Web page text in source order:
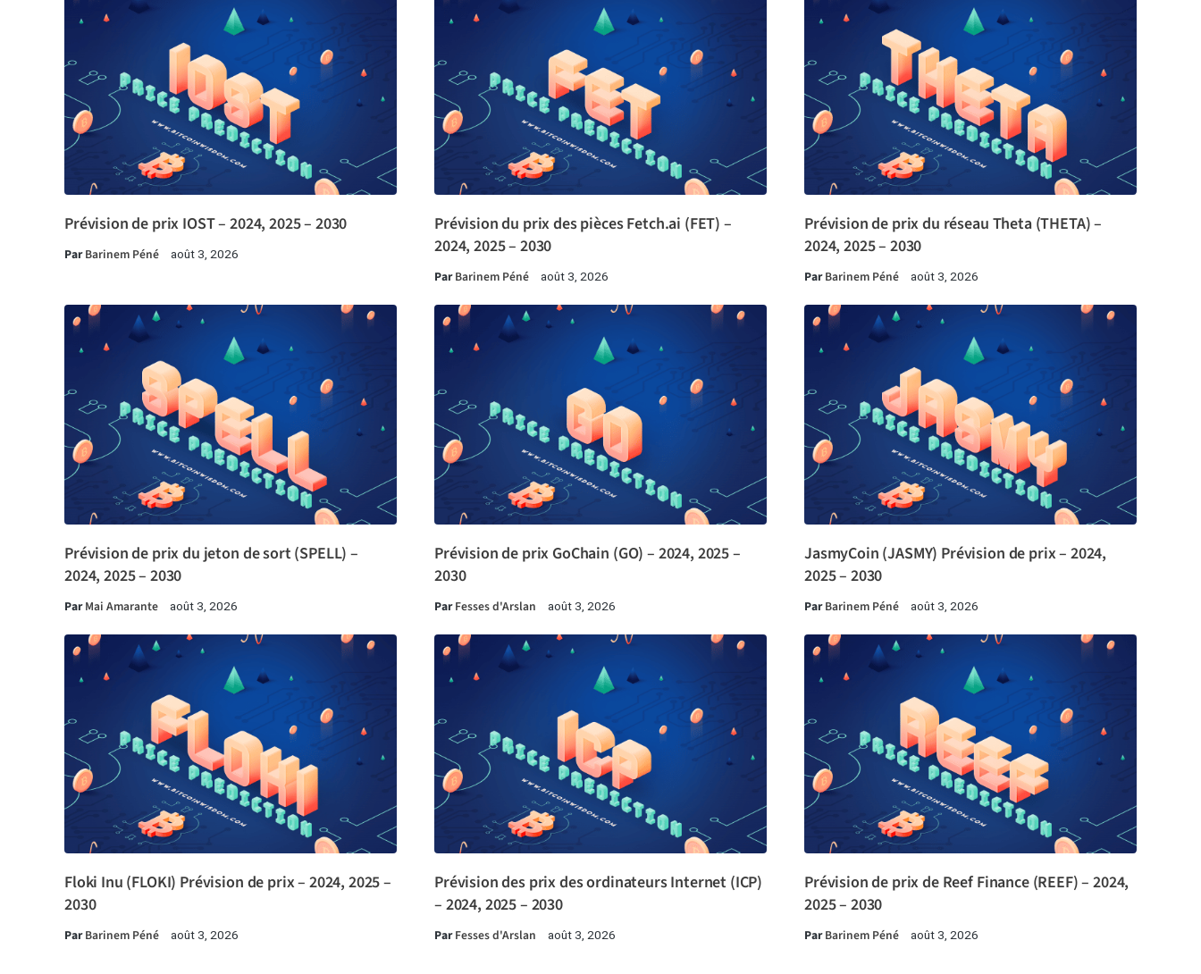
Prévision de prix IOST – 2024, 2025 – 2030
ParBarinem Péné août 3, 2026
Prévision du prix des pièces Fetch.ai (FET) –
2024, 2025 – 2030
ParBarinem Péné août 3, 2026
Prévision de prix du réseau Theta (THETA) –
2024, 2025 – 2030
ParBarinem Péné août 3, 2026
Prévision de prix du jeton de sort (SPELL) –
2024, 2025 – 2030
ParMai Amarante août 3, 2026
Prévision de prix GoChain (GO) – 2024, 2025 –
2030
ParFesses d'Arslan août 3, 2026
JasmyCoin (JASMY) Prévision de prix – 2024,
2025 – 2030
ParBarinem Péné août 3, 2026
Floki Inu (FLOKI) Prévision de prix – 2024, 2025 –
2030
ParBarinem Péné août 3, 2026
Prévision des prix des ordinateurs Internet (ICP)
– 2024, 2025 – 2030
ParFesses d'Arslan août 3, 2026
Prévision de prix de Reef Finance (REEF) – 2024,
2025 – 2030
ParBarinem Péné août 3, 2026